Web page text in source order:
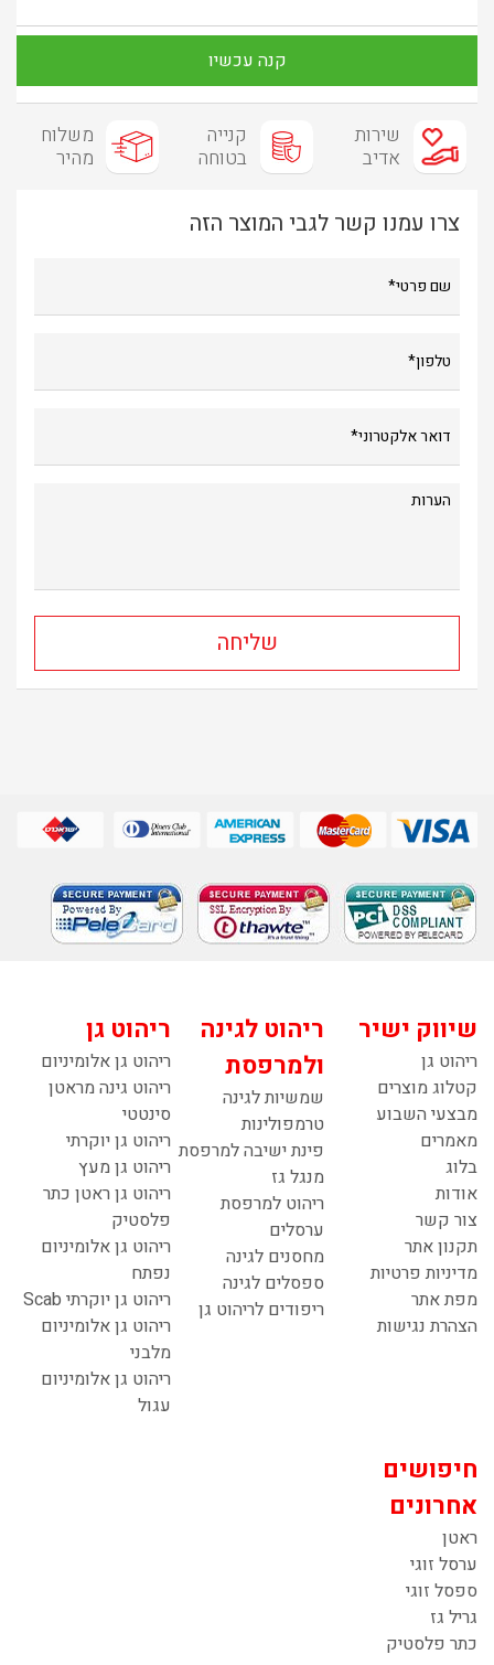
קנה עכשיו
שירות
אדיב
קנייה
בטוחה
משלוח
מהיר
צרו עמנו קשר לגבי המוצר הזה
שיווק ישיר
ריהוט גן
קטלוג מוצרים
מבצעי השבוע
מאמרים
בלוג
אודות
צור קשר
תקנון אתר
מדיניות פרטיות
מפת אתר
הצהרת נגישות
ריהוט לגינה
ולמרפסת
שמשיות לגינה
טרמפולינות
פינת ישיבה למרפסת
מנגל גז
ריהוט למרפסת
ערסלים
מחסנים לגינה
ספסלים לגינה
ריפודים לריהוט גן
ריהוט גן
ריהוט גן אלומיניום
ריהוט גינה מראטן
סינטטי
ריהוט גן יוקרתי
ריהוט גן מעץ
ריהוט גן ראטן כתר
פלסטיק
ריהוט גן אלומיניום
נפתח
ריהוט גן יוקרתי Scab
ריהוט גן אלומיניום
מלבני
ריהוט גן אלומיניום
עגול
חיפושים
אחרונים
ראטן
ערסל זוגי
ספסל זוגי
גריל גז
כתר פלסטיק